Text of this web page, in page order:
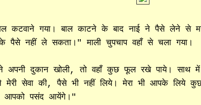
कटवाने गया। बाल काटने के बाद नाई ने पैसे लेने से
पैसे नहीं ले सकता।" माली चुपचाप वहाँ से चला गया।
अपनी दुकान खोली, तो वहाँ कुछ फूल रखे पाये। साथ
सेवा की, पैसे भी नहीं लिये। मेरा भी आपके लिये
आपको पसंद आयेंगे।"